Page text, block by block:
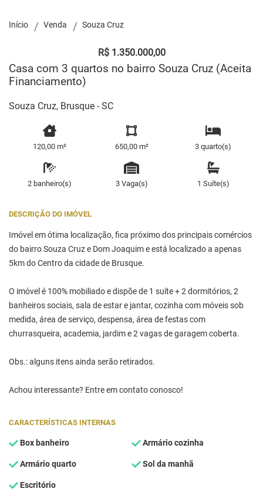
Início Venda Souza Cruz
R$ 1.350.000,00
Casa com 3 quartos no bairro Souza Cruz (Aceita
Financiamento)
Souza Cruz, Brusque - SC
120,00 m² 650,00 m² 3 quarto(s)
2 banheiro(s) 3 Vaga(s) 1 Suíte(s)
DESCRIÇÃO DO IMÓVEL
Imóvel em ótima localização, fica próximo dos principais comércios
do bairro Souza Cruz e Dom Joaquim e está localizado a apenas
5km do Centro da cidade de Brusque.
O imóvel é 100% mobiliado e dispõe de 1 suíte + 2 dormitórios, 2
banheiros sociais, sala de estar e jantar, cozinha com móveis sob
medida, área de serviço, despensa, área de festas com
churrasqueira, academia, jardim e 2 vagas de garagem coberta.
Obs.: alguns itens ainda serão retirados.
Achou interessante? Entre em contato conosco!
CARACTERÍSTICAS INTERNAS
Box banheiro Armário cozinha
Armário quarto Sol da manhã
Escritório